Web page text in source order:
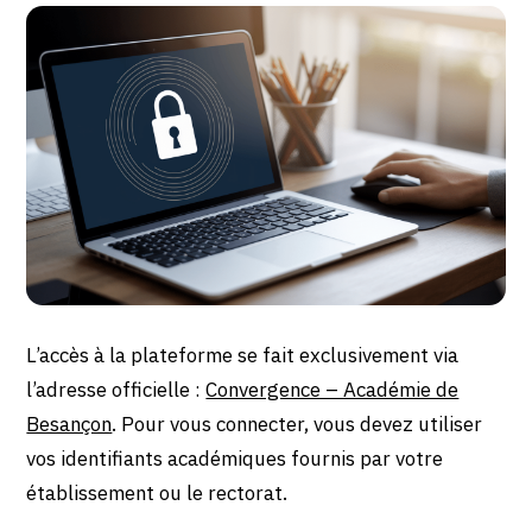
L’accès à la plateforme se fait exclusivement via
l’adresse officielle :Convergence – Académie de
Besançon. Pour vous connecter, vous devez utiliser
vos identifiants académiques fournis par votre
établissement ou le rectorat.